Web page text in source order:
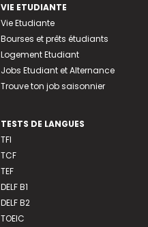
VIE ETUDIANTE
Vie Etudiante
Bourses et prêts étudiants
Logement Etudiant
Jobs Etudiant et Alternance
Trouve ton job saisonnier
TESTS DE LANGUES
TFI
TCF
TEF
DELF B1
DELF B2
TOEIC